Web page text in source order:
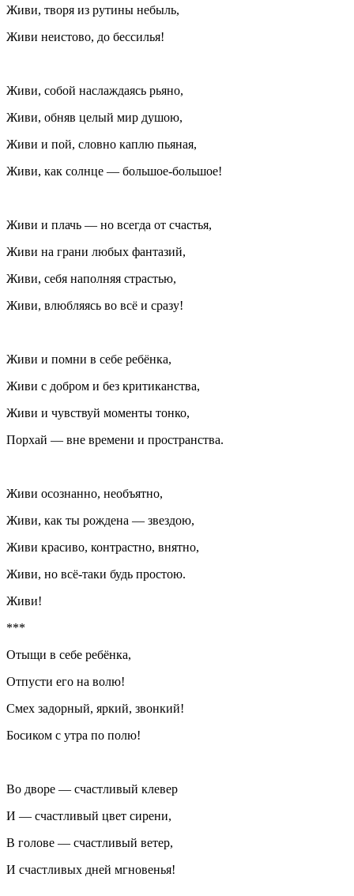
Живи, творя из рутины небыль,
Живи неистово, до бессилья!
Живи, собой наслаждаясь рьяно,
Живи, обняв целый мир душою,
Живи и пой, словно каплю пьяная,
Живи, как солнце — большое-большое!
Живи и плачь — но всегда от счастья,
Живи на грани любых фантазий,
Живи, себя наполняя страстью,
Живи, влюбляясь во всё и сразу!
Живи и помни в себе ребёнка,
Живи с добром и без критиканства,
Живи и чувствуй моменты тонко,
Порхай — вне времени и пространства.
Живи осознанно, необъятно,
Живи, как ты рождена — звездою,
Живи красиво, контрастно, внятно,
Живи, но всё-таки будь простою.
Живи!
***
Отыщи в себе ребёнка,
Отпусти его на волю!
Смех задорный, яркий, звонкий!
Босиком с утра по полю!
Во дворе — счастливый клевер
И — счастливый цвет сирени,
В голове — счастливый ветер,
И счастливых дней мгновенья!